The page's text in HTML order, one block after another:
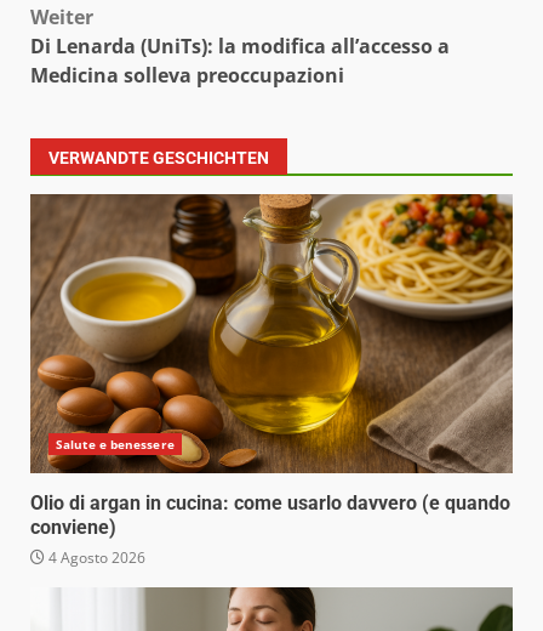
Weiter
Di Lenarda (UniTs): la modifica all’accesso a
Medicina solleva preoccupazioni
VERWANDTE GESCHICHTEN
Salute e benessere
Olio di argan in cucina: come usarlo davvero (e quando
conviene)
4 Agosto 2026